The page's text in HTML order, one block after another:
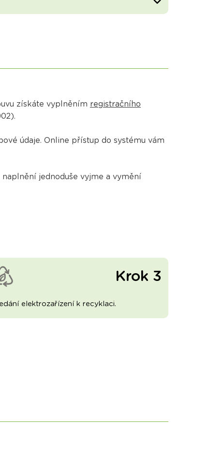
získáte vyplněním registračního
údaje. Online přístup do systému vám
jednoduše vyjme a vymění
Krok 3
elektrozařízení k recyklaci.